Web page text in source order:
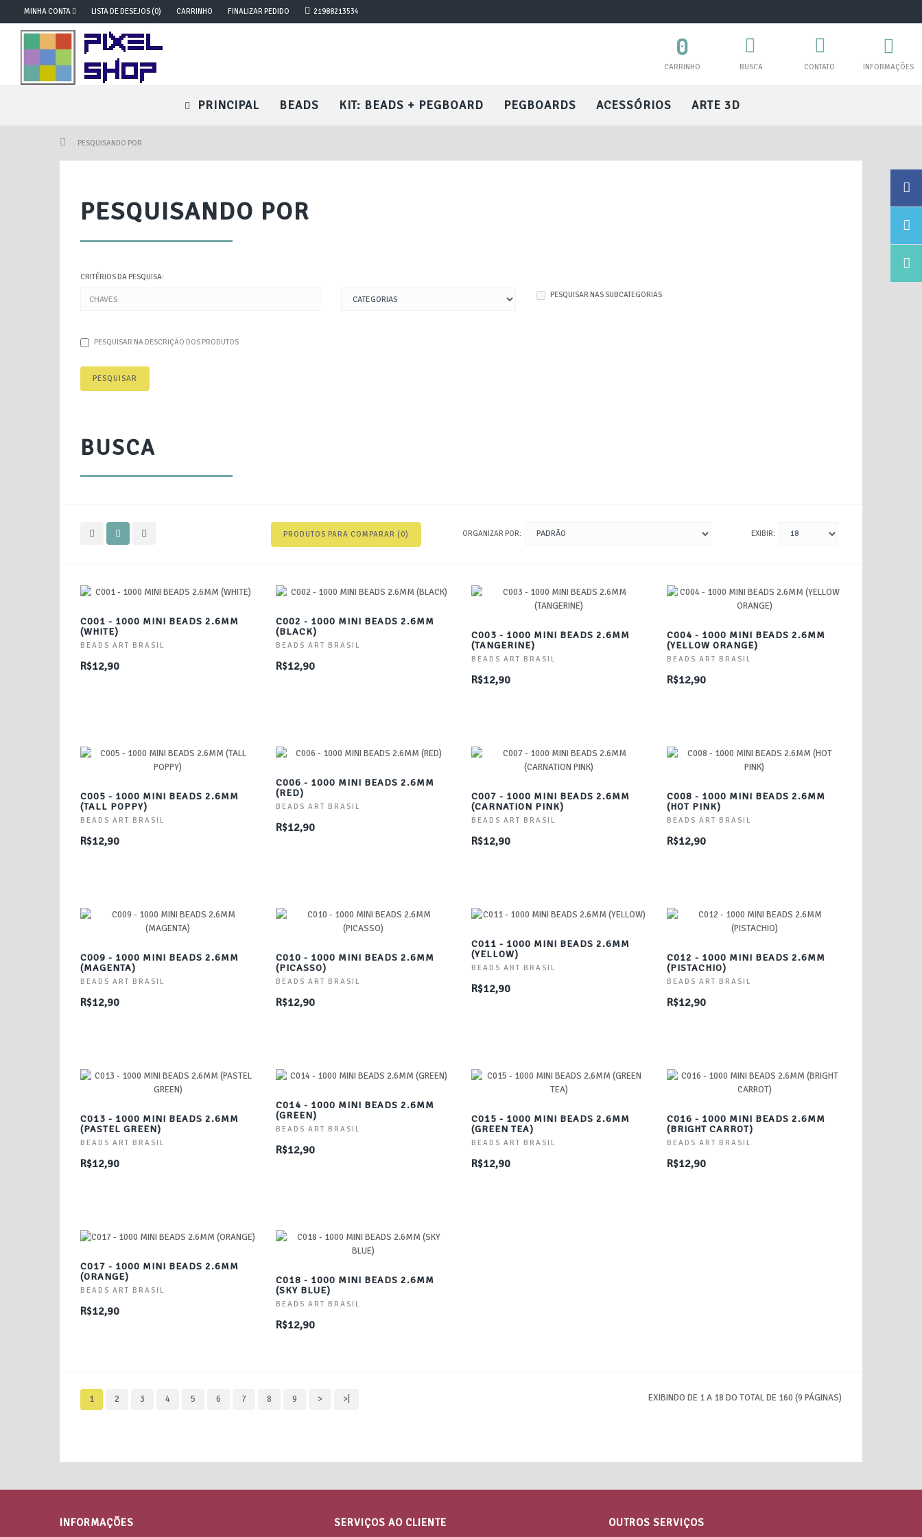
MINHA CONTA LISTA DE DESEJOS (0) CARRINHO FINALIZAR PEDIDO 21988213534
INFORMAÇÕES
CONTATO
BUSCA
0
CARRINHO
PRINCIPAL BEADS KIT: BEADS + PEGBOARD PEGBOARDS ACESSÓRIOS ARTE 3D
PESQUISANDO POR
PESQUISANDO POR
CRITÉRIOS DA PESQUISA:
PESQUISAR NAS SUBCATEGORIAS
PESQUISAR NA DESCRIÇÃO DOS PRODUTOS
BUSCA
PRODUTOS PARA COMPARAR (0) ORGANIZAR POR: EXIBIR:
C001 - 1000 MINI BEADS 2.6MM
(WHITE)
BEADS ART BRASIL
R$12,90
C002 - 1000 MINI BEADS 2.6MM
(BLACK)
BEADS ART BRASIL
R$12,90
C003 - 1000 MINI BEADS 2.6MM
(TANGERINE)
BEADS ART BRASIL
R$12,90
C004 - 1000 MINI BEADS 2.6MM
(YELLOW ORANGE)
BEADS ART BRASIL
R$12,90
C005 - 1000 MINI BEADS 2.6MM
(TALL POPPY)
BEADS ART BRASIL
R$12,90
C006 - 1000 MINI BEADS 2.6MM
(RED)
BEADS ART BRASIL
R$12,90
C007 - 1000 MINI BEADS 2.6MM
(CARNATION PINK)
BEADS ART BRASIL
R$12,90
C008 - 1000 MINI BEADS 2.6MM
(HOT PINK)
BEADS ART BRASIL
R$12,90
C009 - 1000 MINI BEADS 2.6MM
(MAGENTA)
BEADS ART BRASIL
R$12,90
C010 - 1000 MINI BEADS 2.6MM
(PICASSO)
BEADS ART BRASIL
R$12,90
C011 - 1000 MINI BEADS 2.6MM
(YELLOW)
BEADS ART BRASIL
R$12,90
C012 - 1000 MINI BEADS 2.6MM
(PISTACHIO)
BEADS ART BRASIL
R$12,90
C013 - 1000 MINI BEADS 2.6MM
(PASTEL GREEN)
BEADS ART BRASIL
R$12,90
C014 - 1000 MINI BEADS 2.6MM
(GREEN)
BEADS ART BRASIL
R$12,90
C015 - 1000 MINI BEADS 2.6MM
(GREEN TEA)
BEADS ART BRASIL
R$12,90
C016 - 1000 MINI BEADS 2.6MM
(BRIGHT CARROT)
BEADS ART BRASIL
R$12,90
C017 - 1000 MINI BEADS 2.6MM
(ORANGE)
BEADS ART BRASIL
R$12,90
C018 - 1000 MINI BEADS 2.6MM
(SKY BLUE)
BEADS ART BRASIL
R$12,90
1 2 3 4 5 6 7 8 9 > >| EXIBINDO DE 1 A 18 DO TOTAL DE 160 (9 PÁGINAS)
INFORMAÇÕES SERVIÇOS AO CLIENTE OUTROS SERVIÇOS